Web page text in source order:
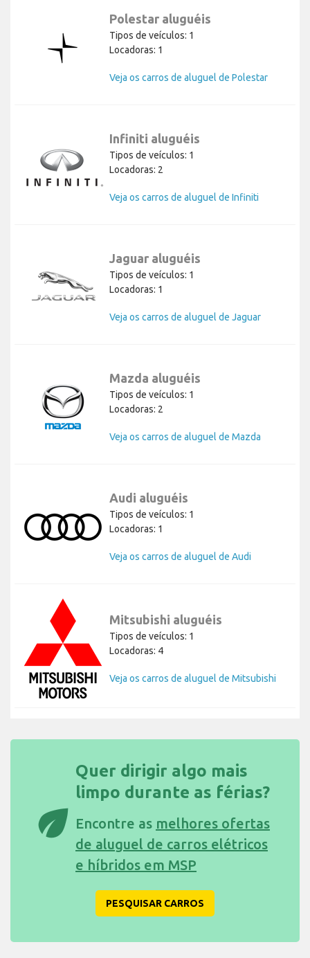
Polestar aluguéis
Tipos de veículos: 1
Locadoras: 1
Veja os carros de aluguel de Polestar
Infiniti aluguéis
Tipos de veículos: 1
Locadoras: 2
Veja os carros de aluguel de Infiniti
Jaguar aluguéis
Tipos de veículos: 1
Locadoras: 1
Veja os carros de aluguel de Jaguar
Mazda aluguéis
Tipos de veículos: 1
Locadoras: 2
Veja os carros de aluguel de Mazda
Audi aluguéis
Tipos de veículos: 1
Locadoras: 1
Veja os carros de aluguel de Audi
Mitsubishi aluguéis
Tipos de veículos: 1
Locadoras: 4
Veja os carros de aluguel de Mitsubishi
eco
Quer dirigir algo mais
limpo durante as férias?
Encontre as melhores ofertas
de aluguel de carros elétricos
e híbridos em MSP
PESQUISAR CARROS